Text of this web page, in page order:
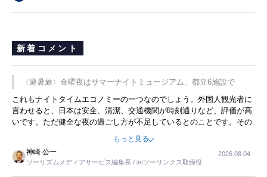
新着コメント
〈避暑旅〉金曜夜はサマーナイトミュージアム、都立6施設で
これもナイトタイムエコノミーの一つなのでしょう。外国人観光者に
言わせると、日本は安全、清潔、交通機関が時刻通りなど、評価が高
いです。ただ健全な夜の過ごし方が不足しているとのことです。その
ような意味で、金曜夜にこのようなイベントが行われれば、日本人に
限らず外国人にとっても楽しみが増えるでしょうね。
もっと見る
神崎 公一
ツーリズムメディアサービス編集長 / ㈱ツーリンクス取締役
2026.08.04